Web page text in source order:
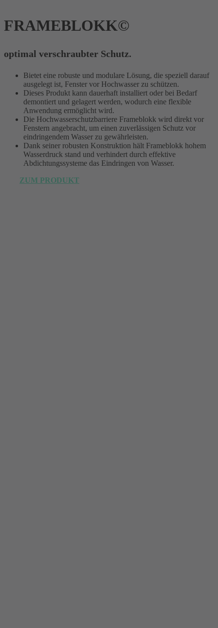
FRAMEBLOKK©
optimal verschraubter Schutz.
Bietet eine robuste und modulare Lösung, die speziell darauf
ausgelegt ist, Fenster vor Hochwasser zu schützen.
Dieses Produkt kann dauerhaft installiert oder bei Bedarf
demontiert und gelagert werden, wodurch eine flexible
Anwendung ermöglicht wird.
Die Hochwasserschutzbarriere Frameblokk wird direkt vor
Fenstern angebracht, um einen zuverlässigen Schutz vor
eindringendem Wasser zu gewährleisten.
Dank seiner robusten Konstruktion hält Frameblokk hohem
Wasserdruck stand und verhindert durch effektive
Abdichtungssysteme das Eindringen von Wasser.
ZUM PRODUKT